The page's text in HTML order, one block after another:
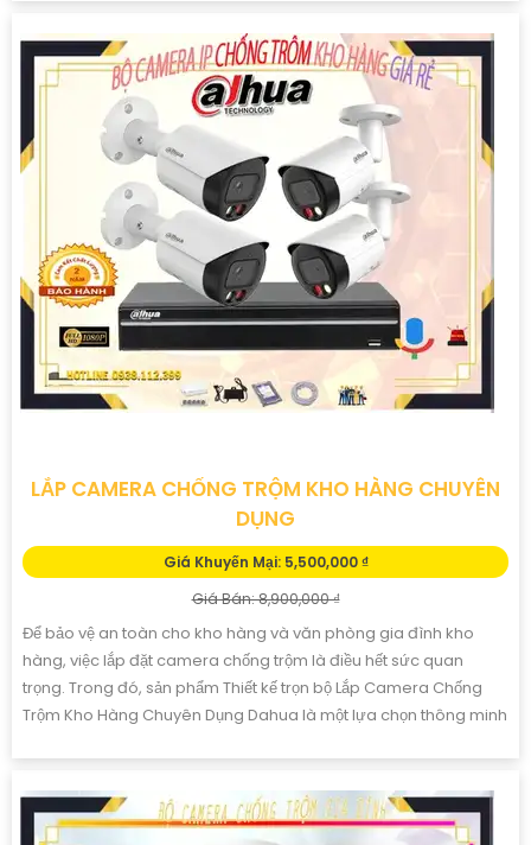
LẮP CAMERA CHỐNG TRỘM KHO HÀNG CHUYÊN
DỤNG
Giá Khuyến Mại: 5,500,000 ₫
Giá Bán: 8,900,000 ₫
Để bảo vệ an toàn cho kho hàng và văn phòng gia đình kho
hàng, việc lắp đặt camera chống trộm là điều hết sức quan
trọng. Trong đó, sản phẩm Thiết kế trọn bộ Lắp Camera Chống
Trộm Kho Hàng Chuyên Dụng Dahua là một lựa chọn thông minh